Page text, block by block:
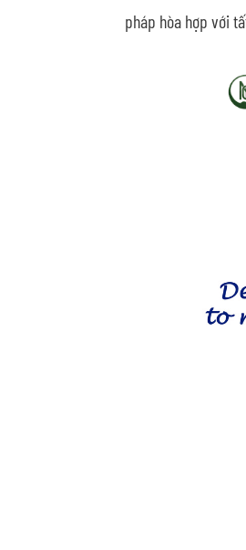
pháp hòa hợp với